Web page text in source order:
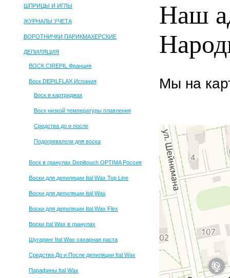
ШПРИЦЫ И ИГЛЫ
ЖУРНАЛЫ УЧЕТА
ВОРОТНИЧКИ ПАРИКМАХЕРСКИЕ
ДЕПИЛЯЦИЯ
ВОСК CIREPIL Франция
Воск DEPILFLAX Испания
Воск в картриджах
Воск низкой температуры плавления
Средства до и после
Подогреватели для воска
Воск в гранулах Depiltouch OPTIMA Россия
Воски для депиляции Ital Wax Top Line
Воски для депиляции Ital Wax
Воски для депиляции Ital Wax Flex
Воски Ital Wax в гранулах
Шугаринг Ital Wax сахарная паста
Средства До и После депиляции Ital Wax
Парафины Ital Wax
Наш
Мы на